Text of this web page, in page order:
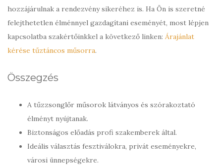
hozzájárulnak a rendezvény sikeréhez is. Ha Ön is szeretné
felejthetetlen élménnyel gazdagítani eseményét, most lépjen
kapcsolatba szakértőinkkel a következő linken: Árajánlat
kérése tűztáncos műsorra.
Összegzés
A tűzzsonglőr műsorok látványos és szórakoztató
élményt nyújtanak.
Biztonságos előadás profi szakemberek által.
Ideális választás fesztiválokra, privát eseményekre,
városi ünnepségekre.